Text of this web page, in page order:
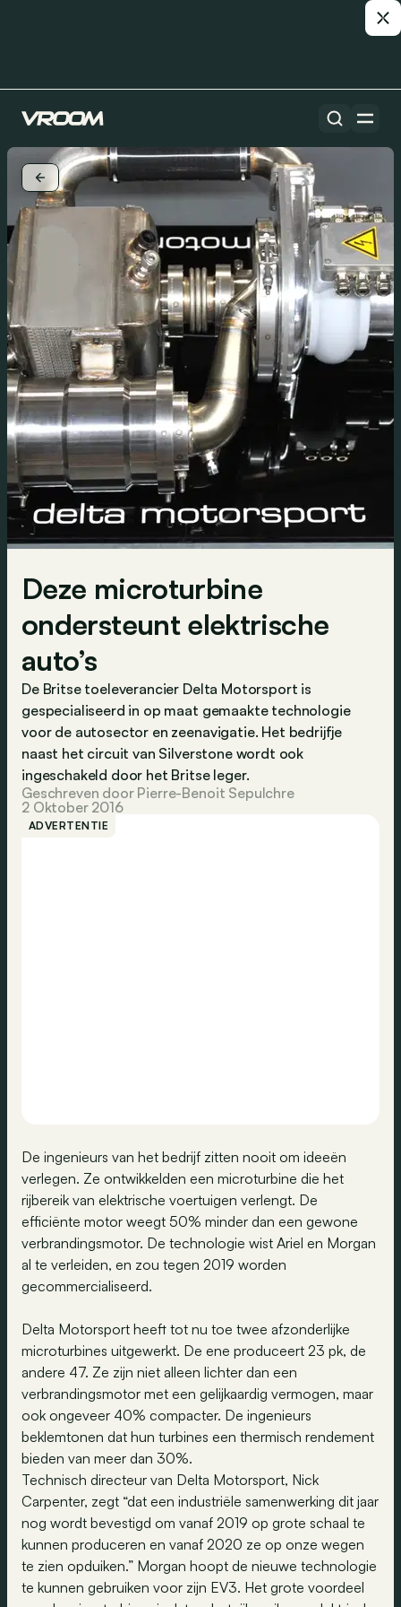
Deze microturbine
ondersteunt elektrische
auto’s
De Britse toeleverancier Delta Motorsport is
gespecialiseerd in op maat gemaakte technologie
voor de autosector en zeenavigatie. Het bedrijfje
naast het circuit van Silverstone wordt ook
ingeschakeld door het Britse leger.
Geschreven door Pierre-Benoit Sepulchre
2 Oktober 2016
ADVERTENTIE
De ingenieurs van het bedrijf zitten nooit om ideeën
verlegen. Ze ontwikkelden een microturbine die het
rijbereik van elektrische voertuigen verlengt. De
efficiënte motor weegt 50% minder dan een gewone
verbrandingsmotor. De technologie wist Ariel en Morgan
al te verleiden, en zou tegen 2019 worden
gecommercialiseerd.
Delta Motorsport heeft tot nu toe twee afzonderlijke
microturbines uitgewerkt. De ene produceert 23 pk, de
andere 47. Ze zijn niet alleen lichter dan een
verbrandingsmotor met een gelijkaardig vermogen, maar
ook ongeveer 40% compacter. De ingenieurs
beklemtonen dat hun turbines een thermisch rendement
bieden van meer dan 30%.
Technisch directeur van Delta Motorsport, Nick
Carpenter, zegt “dat een industriële samenwerking dit jaar
nog wordt bevestigd om vanaf 2019 op grote schaal te
kunnen produceren en vanaf 2020 ze op onze wegen
te zien opduiken.” Morgan hoopt de nieuwe technologie
te kunnen gebruiken voor zijn EV3. Het grote voordeel